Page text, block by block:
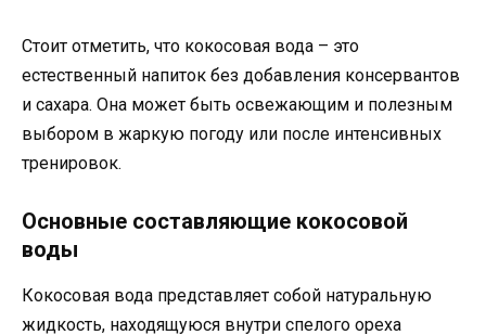
Стоит отметить, что кокосовая вода – это
естественный напиток без добавления консервантов
и сахара. Она может быть освежающим и полезным
выбором в жаркую погоду или после интенсивных
тренировок.
Основные составляющие кокосовой
воды
Кокосовая вода представляет собой натуральную
жидкость, находящуюся внутри спелого ореха